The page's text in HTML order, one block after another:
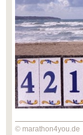
© marathon4you.de